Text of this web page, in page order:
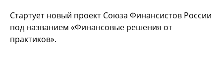
Стартует новый проект Союза Финансистов России
под названием «Финансовые решения от
практиков».